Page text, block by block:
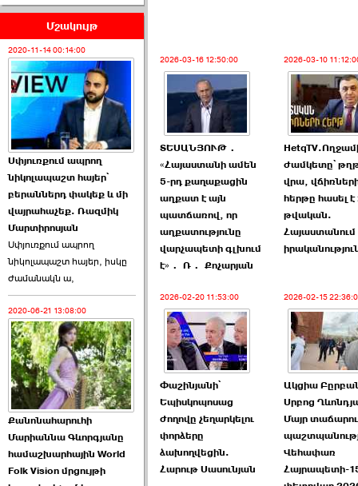
Կառավարության ›››
2026-07-01 00:52:00
ՍԴ-ն հուլիսի 1-ին
կհեռանա ›››
2026-07-01 00:08:00
Աննա Վարդապետյանն
ուղերձ է հղել ›››
2026-06-25 23:21:00
Պաշտոնակռիվը սկսված
Մշակույթ
2020-11-14 00:14:00
Սփյուռքում ապրող
նիկոլապաշտ հայեր՝
բերաններդ փակեք և մի
վայրահաչեք. Ռազմիկ
Մարտիրոսյան
Սփյուռքում ապրող
նիկոլապաշտ հայեր, իսկը
ժամանակն ա,
2020-06-21 13:08:00
Քանոնահարուհի
Մարիաննա Գևորգյանը
համաշխարհային World
Folk Vision մրցույթի
2026-03-16 12:50:00
ՏԵՍԱՆՅՈՒԹ․
«Հայաստանի ամեն
5-րդ քաղաքացին
աղքատ է այն
պատճառով, որ
աղքատությունը
վարչապետի գլխում
է»․ Ռ․ Քոչարյան
2026-03-10
ժամկետը՝
վրա,
հերթը հասել
թվական.
Հայաստանում
2026-02-20 11:53:00
Փաշինյանի՝
Եպիսկոպոսաց
ժողովը չեղարկելու
փորձերը
ձախողվեցին.
Հարութ Սասունյան
2026-02-15
Ակցիա
Սրբոց
Մայր
Վեհափառ
Հայրապետի-